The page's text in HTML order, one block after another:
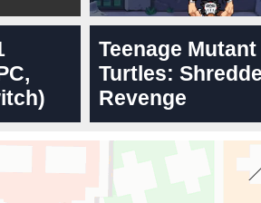
Teenage
Turtles:
Revenge